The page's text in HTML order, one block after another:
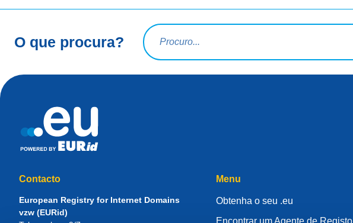
O que procura?
Termo a pesquisar
Contacto
European Registry for Internet Domains
vzw (EURid)
Menu
Obtenha o seu .eu
Encontrar um Agente de Registo